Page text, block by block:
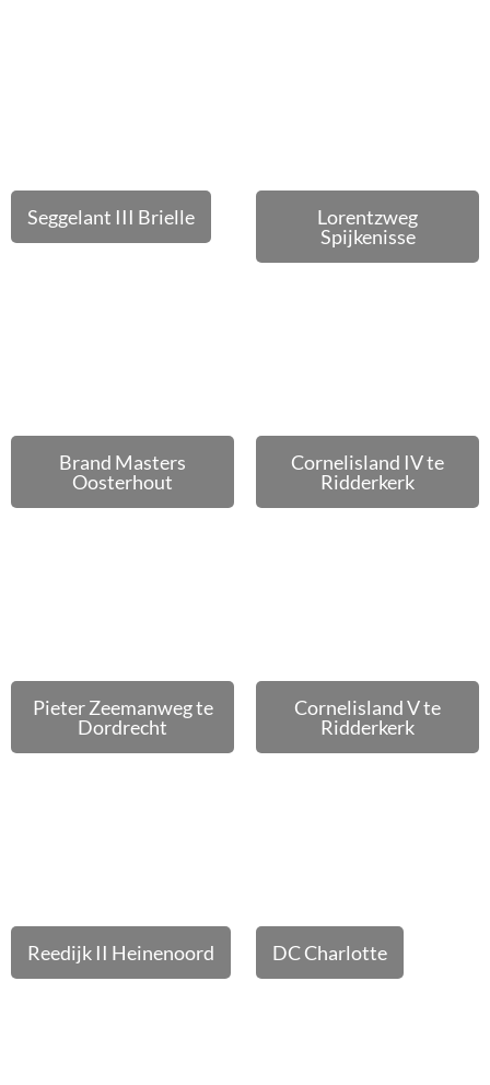
Seggelant III Brielle
Lorentzweg
Spijkenisse
Brand Masters
Oosterhout
Cornelisland IV te
Ridderkerk
Pieter Zeemanweg te
Dordrecht
Cornelisland V te
Ridderkerk
Reedijk II Heinenoord DC Charlotte